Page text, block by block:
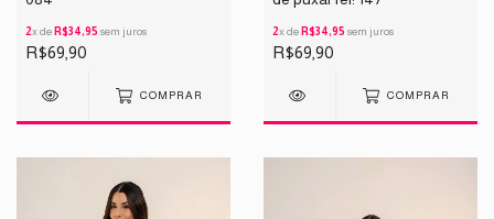
2x de R$34,95 sem juros
R$69,90
COMPRAR
2x de R$34,95 sem juros
R$69,90
COMPRAR